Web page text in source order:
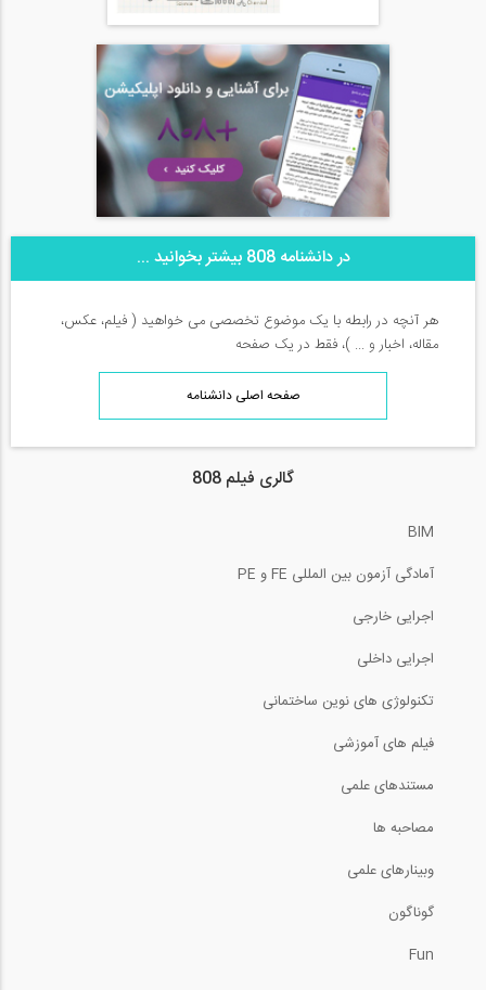
در دانشنامه 808 بیشتر بخوانید ...
هر آنچه در رابطه با یک موضوع تخصصی می خواهید ( فیلم، عکس،
مقاله، اخبار و ... )، فقط در یک صفحه
صفحه اصلی دانشنامه
گالری فیلم 808
BIM
آمادگی آزمون بین المللی FE و PE
اجرایی خارجی
اجرایی داخلی
تکنولوژی های نوین ساختمانی
فیلم های آموزشی
مستندهای علمی
مصاحبه ها
وبینارهای علمی
گوناگون
Fun